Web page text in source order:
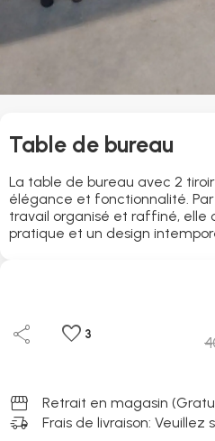
Table de bureau
La table de bureau avec 2
élégance et fonctionnalité.
travail organisé et raffiné,
pratique et un design
share favorite 3
storefront Retrait en magasin
delivery_truck_speed Frais de livraison: Veuillez